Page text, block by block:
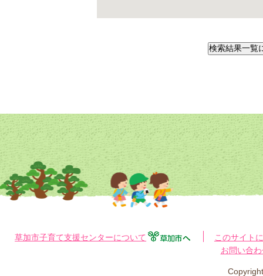
草加市子育て支援センターについて
このサイト
お問い合